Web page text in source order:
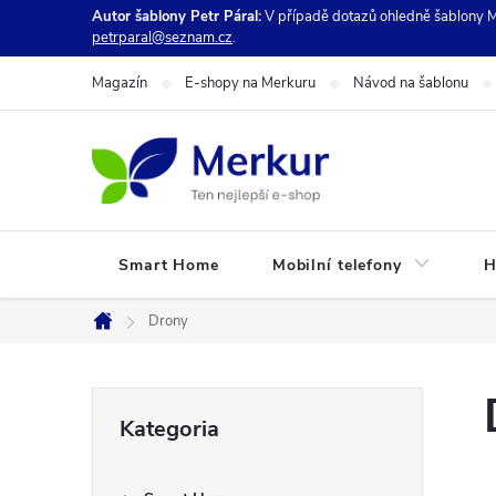
Autor šablony Petr Páral:V případě dotazů ohledně šablony
petrparal@seznam.cz.
Magazín E-shopy na Merkuru Návod na šablonu
Smart Home Mobilní telefony
Home
Drony
kategorie
Kategoria